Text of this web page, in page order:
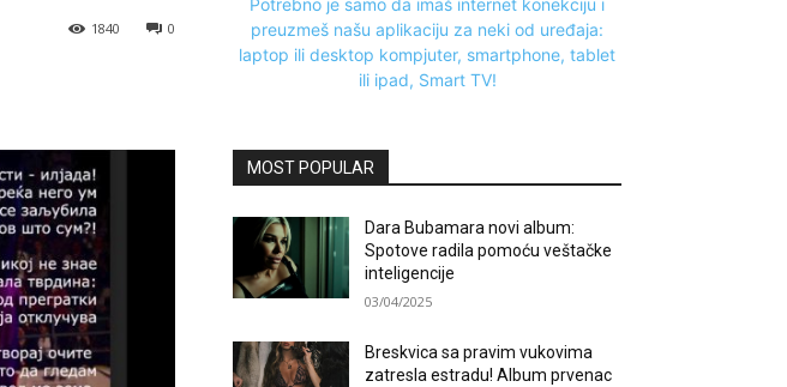
0
1840
MOST POPULAR
Dara Bubamara novi album:
Spotove radila pomoću veštačke
inteligencije
03/04/2025
Breskvica sa pravim vukovima
zatresla estradu! Album prvenac